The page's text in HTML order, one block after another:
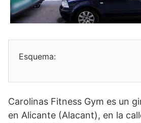
Esquema:
Carolinas Fitness Gym es un
en Alicante (Alacant), en la